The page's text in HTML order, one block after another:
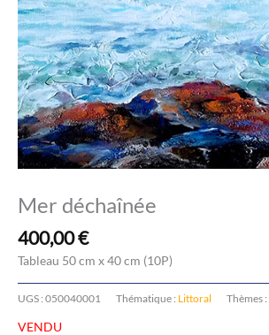
Mer déchaînée
400,00€
Tableau 50 cm x 40 cm (10P)
UGS : 050040001 Thématique : Littoral Thèmes :
VENDU